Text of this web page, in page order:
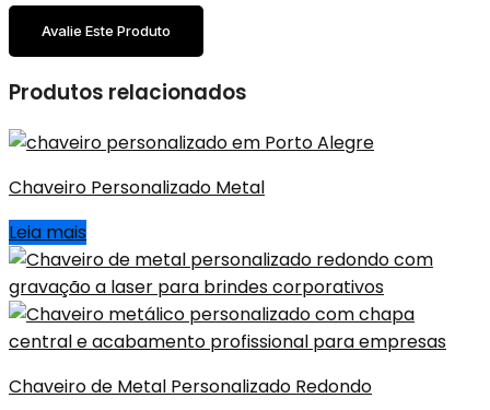
Avalie Este Produto
Produtos relacionados
Chaveiro Personalizado Metal
Leia mais
Chaveiro de Metal Personalizado Redondo